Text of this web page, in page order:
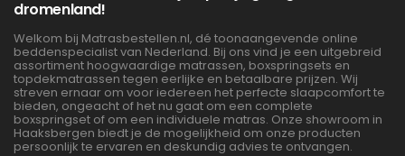
dromenland!
Welkom bij Matrasbestellen.nl, dé toonaangevende online
beddenspecialist van Nederland. Bij ons vind je een uitgebreid
assortiment hoogwaardige matrassen, boxspringsets en
topdekmatrassen tegen eerlijke en betaalbare prijzen. Wij
streven ernaar om voor iedereen het perfecte slaapcomfort te
bieden, ongeacht of het nu gaat om een complete
boxspringset of om een individuele matras. Onze showroom in
Haaksbergen biedt je de mogelijkheid om onze producten
persoonlijk te ervaren en deskundig advies te ontvangen.